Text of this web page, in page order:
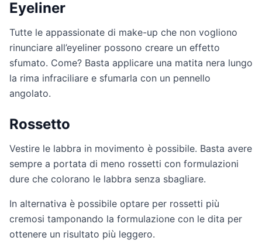
Eyeliner
Tutte le appassionate di make-up che non vogliono
rinunciare all’eyeliner possono creare un effetto
sfumato. Come? Basta applicare una matita nera lungo
la rima infraciliare e sfumarla con un pennello
angolato.
Rossetto
Vestire le labbra in movimento è possibile. Basta avere
sempre a portata di meno rossetti con formulazioni
dure che colorano le labbra senza sbagliare.
In alternativa è possibile optare per rossetti più
cremosi tamponando la formulazione con le dita per
ottenere un risultato più leggero.